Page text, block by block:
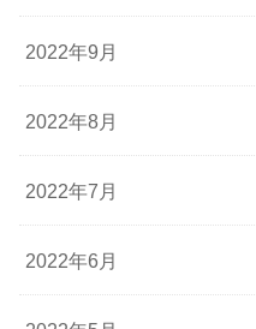
2022年9月
2022年8月
2022年7月
2022年6月